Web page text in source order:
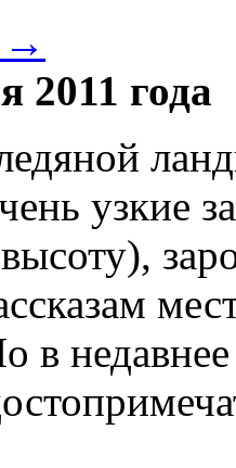
→
2011 года
узкие
в